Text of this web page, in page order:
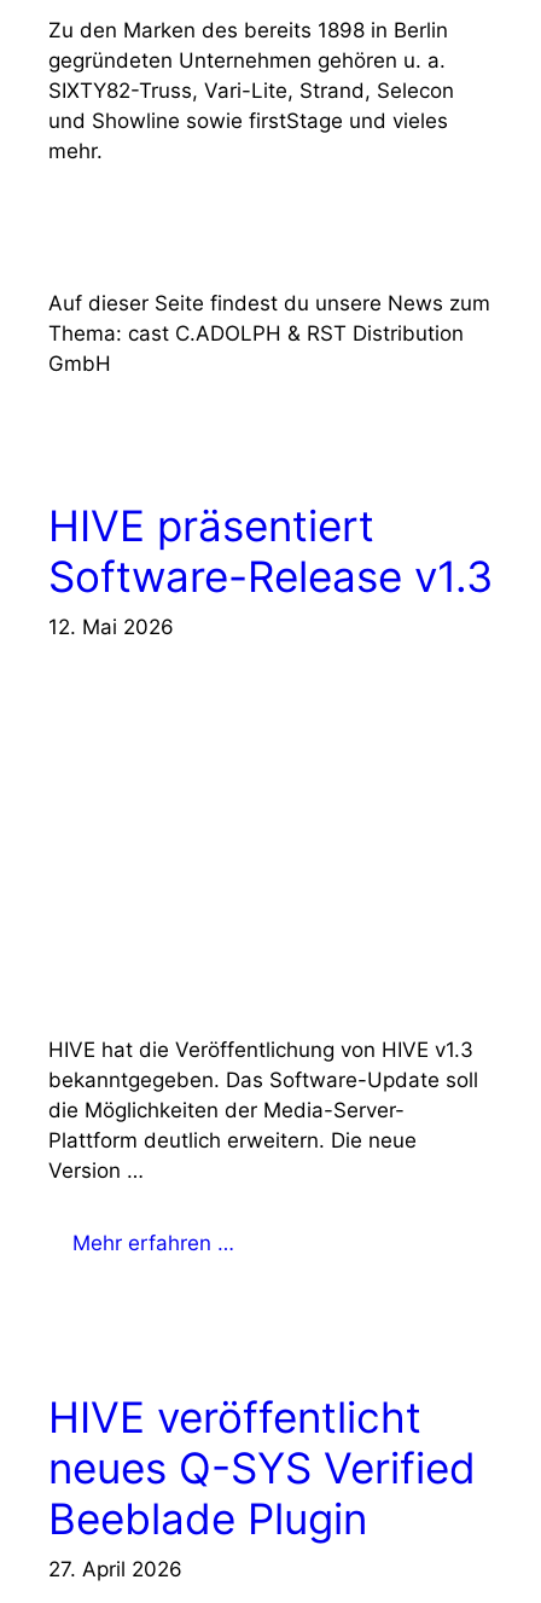
Zu den Marken des bereits 1898 in Berlin
gegründeten Unternehmen gehören u. a.
SIXTY82-Truss, Vari-Lite, Strand, Selecon
und Showline sowie firstStage und vieles
mehr.
Auf dieser Seite findest du unsere News zum
Thema: cast C.ADOLPH & RST Distribution
GmbH
HIVE präsentiert
Software-Release v1.3
12. Mai 2026
HIVE hat die Veröffentlichung von HIVE v1.3
bekanntgegeben. Das Software-Update soll
die Möglichkeiten der Media-Server-
Plattform deutlich erweitern. Die neue
Version …
Mehr erfahren …
HIVE veröffentlicht
neues Q-SYS Verified
Beeblade Plugin
27. April 2026